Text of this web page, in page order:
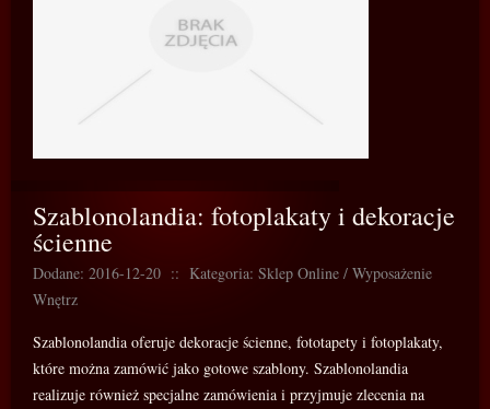
Szablonolandia: fotoplakaty i dekoracje
ścienne
Dodane: 2016-12-20 :: Kategoria: Sklep Online / Wyposażenie
Wnętrz
Szablonolandia oferuje dekoracje ścienne, fototapety i fotoplakaty,
które można zamówić jako gotowe szablony. Szablonolandia
realizuje również specjalne zamówienia i przyjmuje zlecenia na